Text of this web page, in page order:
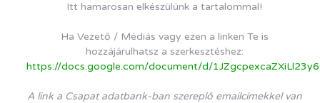
Itt hamarosan elkészülünk a tartalommal!
Ha Vezető / Médiás vagy ezen a linken Te is
hozzájárulhatsz a szerkesztéshez:
https://docs.google.com/document/d/
A link a Csapat adatbank-ban szereplő emailcímekkel van